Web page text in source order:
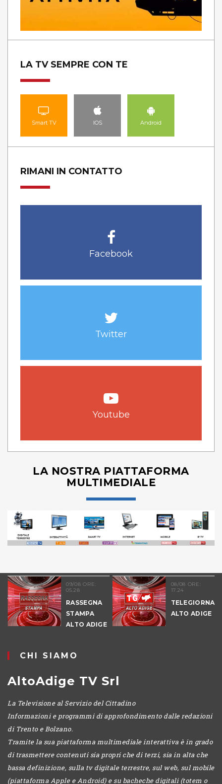
LA TV SEMPRE CON TE
Smart TV IOS Android
RIMANI IN CONTATTO
Facebook
Twitter
Youtube
LA NOSTRA PIATTAFORMA
MULTIMEDIALE
09/08 ORE:
05.28
RASSEGNA
STAMPA
ALTO ADIGE
08/08 ORE:
17.24
TELEGIORNALE
ALTO ADIGE
CHI SIAMO
AltoAdige TV Srl
La Televisione al Servizio del Cittadino
Informazioni e programmi di approfondimento dalle redazioni
di Trento e Bolzano.
Tramite la sua piattaforma multimediale interattiva è in grado
di trasmettere contenuti sia propri che di terzi, sia in alta che
bassa definizione, sulla tv digitale terrestre, sul web, sul mobile
(piattaforma Apple e Android) e su bacheche digitali (totem o